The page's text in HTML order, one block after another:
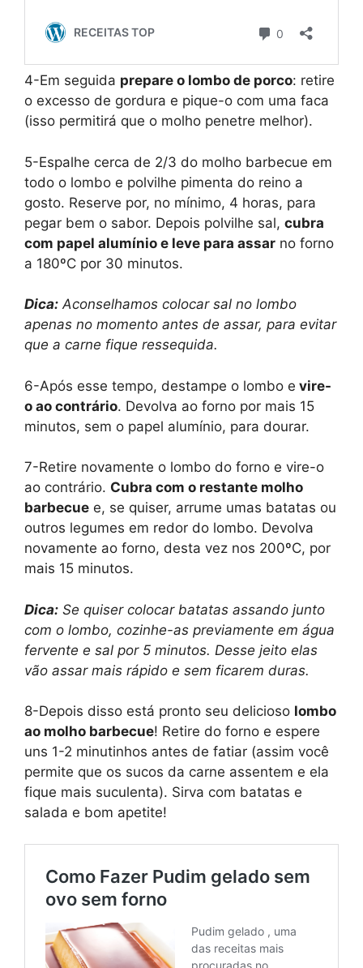
4-Em seguida prepare o lombo de porco: retire
o excesso de gordura e pique-o com uma faca
(isso permitirá que o molho penetre melhor).
5-Espalhe cerca de 2/3 do molho barbecue em
todo o lombo e polvilhe pimenta do reino a
gosto. Reserve por, no mínimo, 4 horas, para
pegar bem o sabor. Depois polvilhe sal, cubra
com papel alumínio e leve para assar no forno
a 180ºC por 30 minutos.
Dica: Aconselhamos colocar sal no lombo
apenas no momento antes de assar, para evitar
que a carne fique ressequida.
6-Após esse tempo, destampe o lombo e vire-
o ao contrário. Devolva ao forno por mais 15
minutos, sem o papel alumínio, para dourar.
7-Retire novamente o lombo do forno e vire-o
ao contrário. Cubra com o restante molho
barbecue e, se quiser, arrume umas batatas ou
outros legumes em redor do lombo. Devolva
novamente ao forno, desta vez nos 200ºC, por
mais 15 minutos.
Dica: Se quiser colocar batatas assando junto
com o lombo, cozinhe-as previamente em água
fervente e sal por 5 minutos. Desse jeito elas
vão assar mais rápido e sem ficarem duras.
8-Depois disso está pronto seu delicioso lombo
ao molho barbecue! Retire do forno e espere
uns 1-2 minutinhos antes de fatiar (assim você
permite que os sucos da carne assentem e ela
fique mais suculenta). Sirva com batatas e
salada e bom apetite!